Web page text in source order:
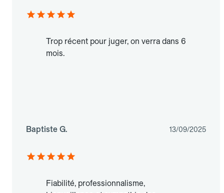
Trop récent pour juger, on verra dans 6
mois.
Baptiste G. 13/09/2025
Fiabilité, professionnalisme,